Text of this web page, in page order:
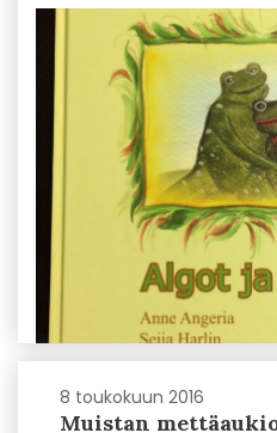
8 toukokuun 2016
Muistan